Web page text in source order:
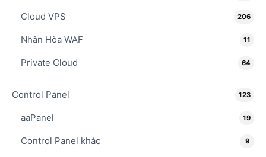
Cloud VPS 206
Nhân Hòa WAF 11
Private Cloud 64
Control Panel 123
aaPanel 19
Control Panel khác 9